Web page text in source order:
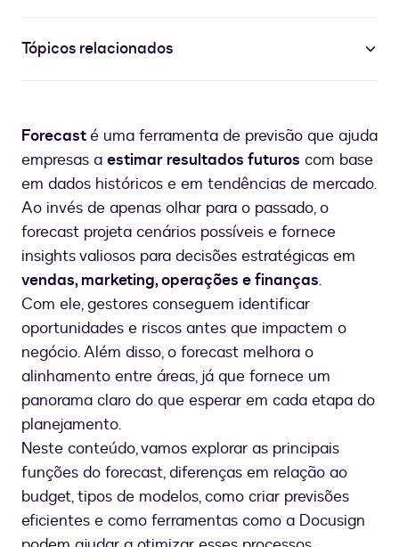
Tópicos relacionados
Forecasté uma ferramenta de previsão que ajuda
empresas a estimar resultados futuros com base
em dados históricos e em tendências de mercado.
Ao invés de apenas olhar para o passado, o
forecast projeta cenários possíveis e fornece
insights valiosos para decisões estratégicas em
vendas, marketing, operações e finanças.
Com ele, gestores conseguem identificar
oportunidades e riscos antes que impactem o
negócio. Além disso, o forecast melhora o
alinhamento entre áreas, já que fornece um
panorama claro do que esperar em cada etapa do
planejamento.
Neste conteúdo, vamos explorar as principais
funções do forecast, diferenças em relação ao
budget, tipos de modelos, como criar previsões
eficientes e como ferramentas como a Docusign